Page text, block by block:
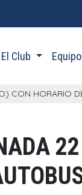
El Club
CON HORARIO